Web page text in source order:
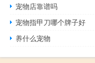
宠物店靠谱吗
宠物指甲刀哪个牌子好
养什么宠物